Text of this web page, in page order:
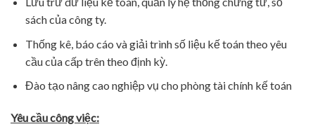
sách của công ty.
Thống kê, báo cáo và giải trình số liệu kế toán theo yêu
cầu của cấp trên theo định kỳ.
Đào tạo nâng cao nghiệp vụ cho phòng tài chính kế toán
Yêu cầu công việc: